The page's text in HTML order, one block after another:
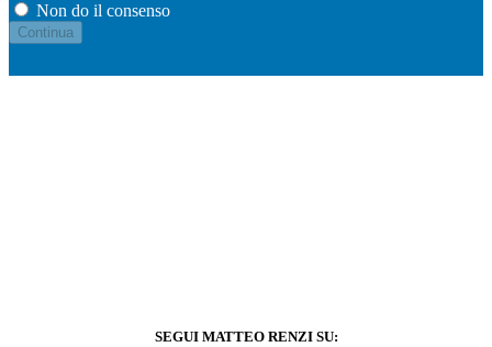
Non do il consenso
SEGUI MATTEO RENZI SU: